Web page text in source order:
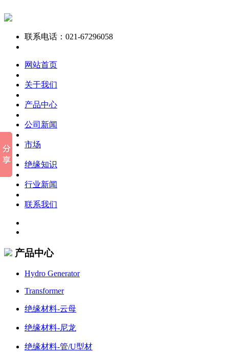
联系电话：021-67296058
网站首页
关于我们
产品中心
公司新闻
市场
绝缘知识
行业新闻
联系我们
产品中心
Hydro Generator
Transformer
绝缘材料-云母
绝缘材料-尼龙
绝缘材料-管/U型材